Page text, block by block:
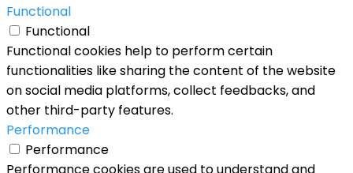
Functional
Functional
Functional cookies help to perform certain
functionalities like sharing the content of the website
on social media platforms, collect feedbacks, and
other third-party features.
Performance
Performance